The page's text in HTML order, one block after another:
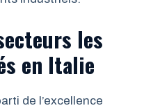
les
en Italie
de l’excellence